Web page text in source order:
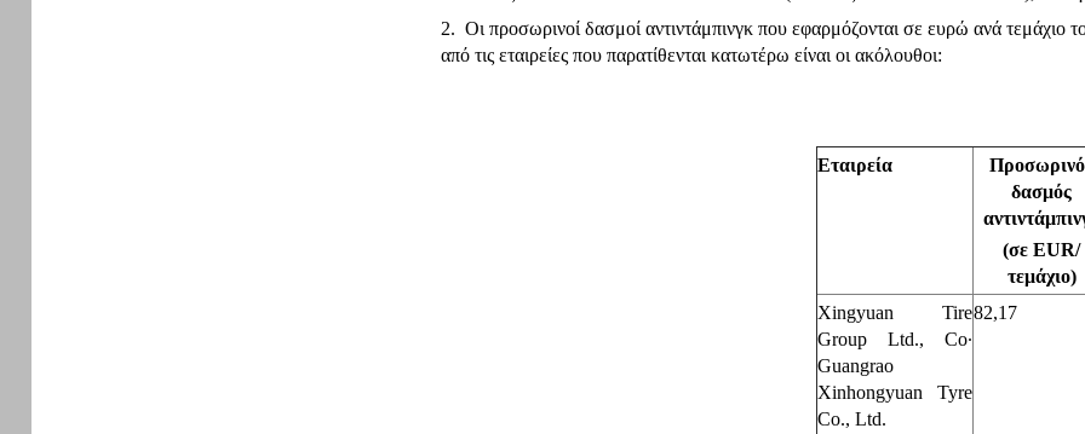
2. Οι προσωρινοί δασμοί αντιντάμπινγκ που εφαρμόζονται σε ευρώ ανά τεμάχιο
από τις εταιρείες που παρατίθενται κατωτέρω είναι οι ακόλουθοι:
Εταιρεία
δασμός
(σε EUR/
τεμάχιο)
Xingyuan Tire
Group Ltd., Co·
Guangrao
Xinhongyuan Tyre
Co., Ltd.
82,17